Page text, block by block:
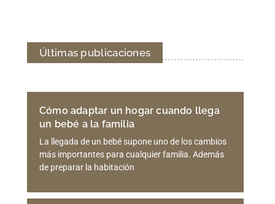
Últimas publicaciones
Cómo adaptar un hogar cuando llega
un bebé a la familia
La llegada de un bebé supone uno de los cambios
más importantes para cualquier familia. Además
de preparar la habitación